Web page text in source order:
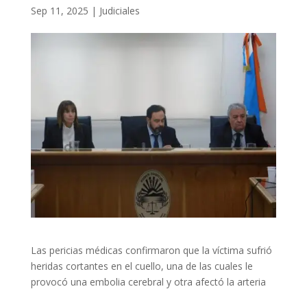
Sep 11, 2025 | Judiciales
Las pericias médicas confirmaron que la víctima sufrió
heridas cortantes en el cuello, una de las cuales le
provocó una embolia cerebral y otra afectó la arteria